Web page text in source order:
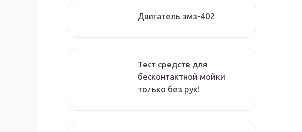
Двигатель змз-402
Тест средств для
бесконтактной мойки:
только без рук!